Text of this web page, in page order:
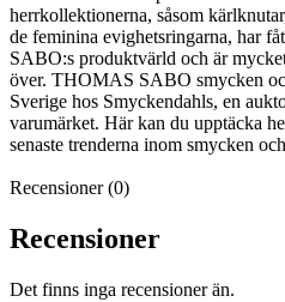
herrkollektionerna, såsom
de feminina evighetsringarna, har
SABO:s produktvärld och är
över. THOMAS SABO smycken
Sverige hos Smyckendahls, en
varumärket. Här kan du upptäcka
senaste trenderna inom smycken
Recensioner (0)
Recensioner
Det finns inga recensioner än.